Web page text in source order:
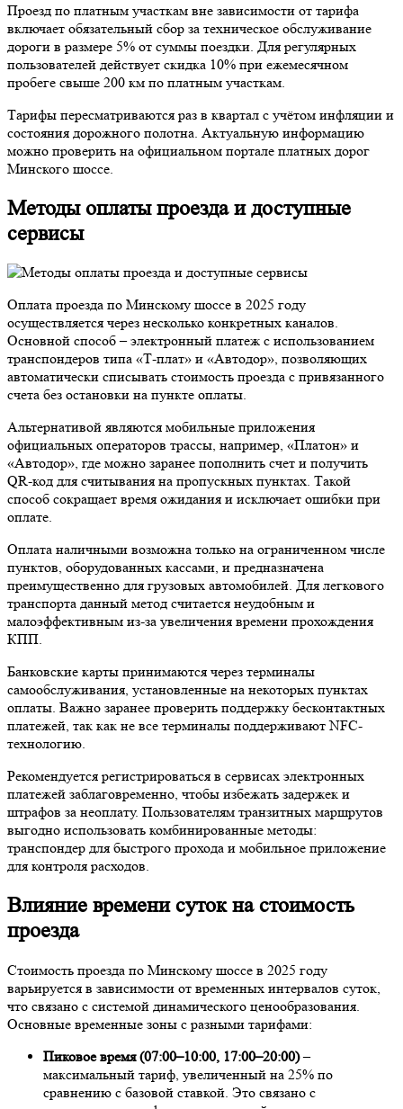
Проезд по платным участкам вне зависимости от тарифа
включает обязательный сбор за техническое обслуживание
дороги в размере 5% от суммы поездки. Для регулярных
пользователей действует скидка 10% при ежемесячном
пробеге свыше 200 км по платным участкам.
Тарифы пересматриваются раз в квартал с учётом инфляции и
состояния дорожного полотна. Актуальную информацию
можно проверить на официальном портале платных дорог
Минского шоссе.
Методы оплаты проезда и доступные
сервисы
Оплата проезда по Минскому шоссе в 2025 году
осуществляется через несколько конкретных каналов.
Основной способ – электронный платеж с использованием
транспондеров типа «Т-плат» и «Автодор», позволяющих
автоматически списывать стоимость проезда с привязанного
счета без остановки на пункте оплаты.
Альтернативой являются мобильные приложения
официальных операторов трассы, например, «Платон» и
«Автодор», где можно заранее пополнить счет и получить
QR-код для считывания на пропускных пунктах. Такой
способ сокращает время ожидания и исключает ошибки при
оплате.
Оплата наличными возможна только на ограниченном числе
пунктов, оборудованных кассами, и предназначена
преимущественно для грузовых автомобилей. Для легкового
транспорта данный метод считается неудобным и
малоэффективным из-за увеличения времени прохождения
КПП.
Банковские карты принимаются через терминалы
самообслуживания, установленные на некоторых пунктах
оплаты. Важно заранее проверить поддержку бесконтактных
платежей, так как не все терминалы поддерживают NFC-
технологию.
Рекомендуется регистрироваться в сервисах электронных
платежей заблаговременно, чтобы избежать задержек и
штрафов за неоплату. Пользователям транзитных маршрутов
выгодно использовать комбинированные методы:
транспондер для быстрого прохода и мобильное приложение
для контроля расходов.
Влияние времени суток на стоимость
проезда
Стоимость проезда по Минскому шоссе в 2025 году
варьируется в зависимости от временных интервалов суток,
что связано с системой динамического ценообразования.
Основные временные зоны с разными тарифами:
Пиковое время (07:00–10:00, 17:00–20:00)–
максимальный тариф, увеличенный на 25% по
сравнению с базовой ставкой. Это связано с